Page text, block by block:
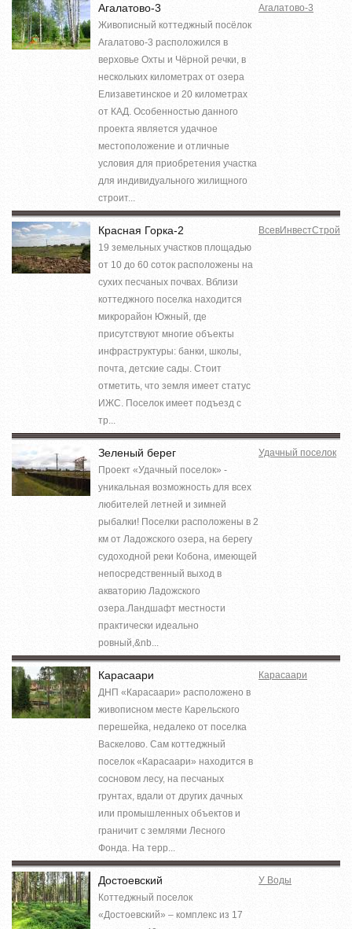
Агалатово-3
Живописный коттеджный посёлок
Агалатово-3 расположился в
верховье Охты и Чёрной речки, в
нескольких километрах от озера
Елизаветинское и 20 километрах
от КАД. Особенностью данного
проекта является удачное
местоположение и отличные
условия для приобретения участка
для индивидуального жилищного
строит...
Агалатово-3
Красная Горка-2
19 земельных участков площадью
от 10 до 60 соток расположены на
сухих песчаных почвах. Вблизи
коттеджного поселка находится
микрорайон Южный, где
присутствуют многие объекты
инфраструктуры: банки, школы,
почта, детские сады. Стоит
отметить, что земля имеет статус
ИЖС. Поселок имеет подъезд с
тр...
ВсевИнвестСтрой
Зеленый берег
Проект «Удачный поселок» -
уникальная возможность для всех
любителей летней и зимней
рыбалки! Поселки расположены в 2
км от Ладожского озера, на берегу
судоходной реки Кобона, имеющей
непосредственный выход в
акваторию Ладожского
озера.Ландшафт местности
практически идеально
ровный,&nb...
Удачный поселок
Карасаари
ДНП «Карасаари» расположено в
живописном месте Карельского
перешейка, недалеко от поселка
Васкелово. Сам коттеджный
поселок «Карасаари» находится в
сосновом лесу, на песчаных
грунтах, вдали от других дачных
или промышленных объектов и
граничит с землями Лесного
Фонда. На терр...
Карасаари
Достоевский
Коттеджный поселок
«Достоевский» – комплекс из 17
У Воды